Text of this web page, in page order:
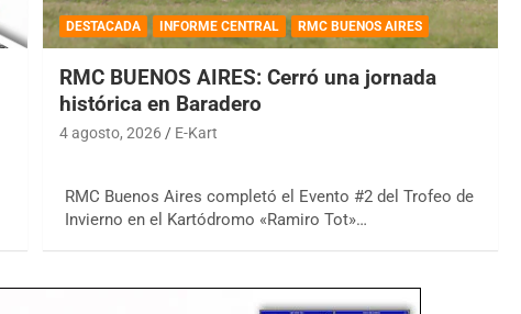
DESTACADA INFORME CENTRAL RMC BUENOS AIRES
RMC BUENOS AIRES: Cerró una jornada
histórica en Baradero
4 agosto, 2026 E-Kart
RMC Buenos Aires completó el Evento #2 del Trofeo de
Invierno en el Kartódromo «Ramiro Tot»…